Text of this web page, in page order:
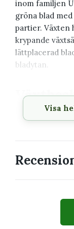
inom familjen
gröna blad
partier. Växten
krypande
lättplacerad
bladytan.
Visa